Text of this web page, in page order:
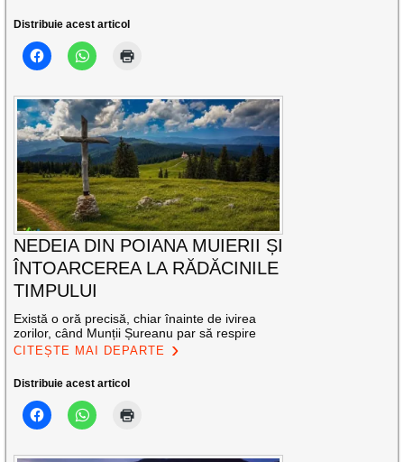
Distribuie acest articol
NEDEIA DIN POIANA MUIERII ȘI
ÎNTOARCEREA LA RĂDĂCINILE
TIMPULUI
Există o oră precisă, chiar înainte de ivirea
zorilor, când Munții Șureanu par să respire
CITEȘTE MAI DEPARTE
Distribuie acest articol